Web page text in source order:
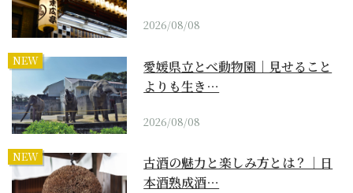
2026/08/08
NEW
愛媛県立とべ動物園｜見せること
よりも生き…
2026/08/08
NEW
古酒の魅力と楽しみ方とは？｜日
本酒熟成酒…